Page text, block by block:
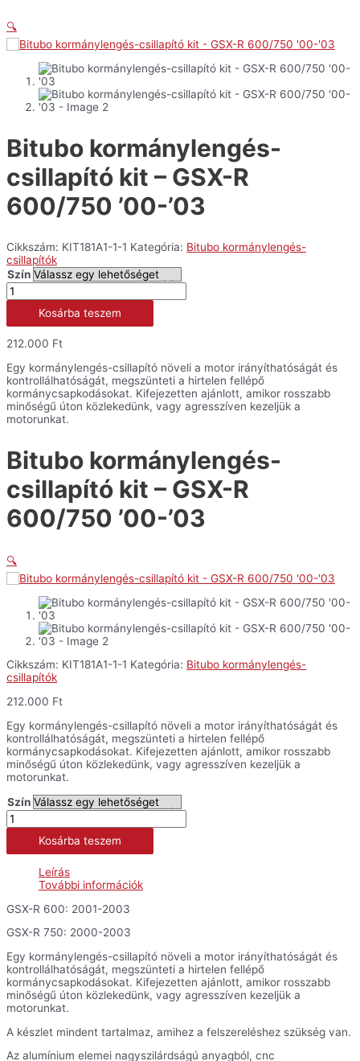
🔍
Bitubo kormánylengés-
csillapító kit – GSX-R
600/750 ’00-’03
Cikkszám: KIT181A1-1-1 Kategória: Bitubo kormánylengés-
csillapítók
Szín
Bitubo
kormánylengés-
csillapító
kit
-
R
600/750
'00-
'03
mennyiség
Kosárba teszem
212.000 Ft
Egy kormánylengés-csillapító növeli a motor irányíthatóságát és
kontrollálhatóságát, megszünteti a hirtelen fellépő
kormánycsapkodásokat. Kifejezetten ajánlott, amikor rosszabb
minőségű úton közlekedünk, vagy agresszíven kezeljük a
motorunkat.
Bitubo kormánylengés-
csillapító kit – GSX-R
600/750 ’00-’03
🔍
Cikkszám: KIT181A1-1-1 Kategória: Bitubo kormánylengés-
csillapítók
212.000 Ft
Egy kormánylengés-csillapító növeli a motor irányíthatóságát és
kontrollálhatóságát, megszünteti a hirtelen fellépő
kormánycsapkodásokat. Kifejezetten ajánlott, amikor rosszabb
minőségű úton közlekedünk, vagy agresszíven kezeljük a
motorunkat.
Szín
Bitubo
kormánylengés-
csillapító
kit
600/750
'03
Kosárba teszem
Leírás
További információk
GSX-R 600: 2001-2003
GSX-R 750: 2000-2003
Egy kormánylengés-csillapító növeli a motor irányíthatóságát és
kontrollálhatóságát, megszünteti a hirtelen fellépő
kormánycsapkodásokat. Kifejezetten ajánlott, amikor rosszabb
minőségű úton közlekedünk, vagy agresszíven kezeljük a
motorunkat.
A készlet mindent tartalmaz, amihez a felszereléshez szükség van.
Az alumínium elemei nagyszilárdságú anyagból, cnc